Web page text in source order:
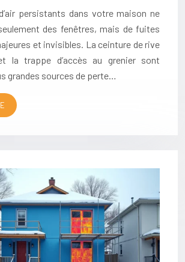
persistants dans votre maison ne
des fenêtres, mais de fuites
et invisibles. La ceinture de rive
la trappe d’accès au grenier sont
grandes sources de perte…